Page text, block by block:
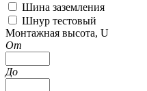
Шина заземления
Шнур тестовый
Монтажная высота, U
От
До